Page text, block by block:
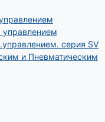
управлением
серия SV
и Пневматическим